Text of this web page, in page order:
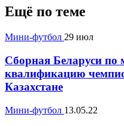
Ещё по теме
Мини-футбол 29 июл
Сборная Беларуси по
квалификацию
Казахстане
Мини-футбол 13.05.22